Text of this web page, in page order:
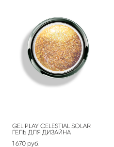
GEL PLAY CELESTIAL SOLAR
ГЕЛЬ ДЛЯ ДИЗАЙНА
1 670 pуб.